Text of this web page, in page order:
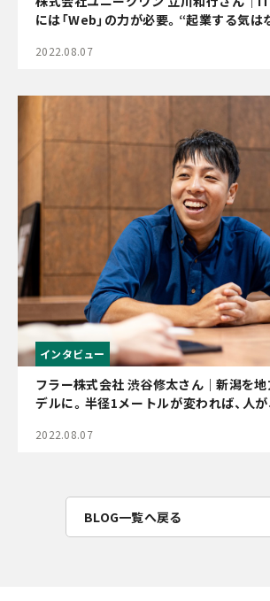
には「Web」の力が必要。“起業する気
2022.08.07
インタビュー
フラー株式会社 渋谷修太さん｜新潟を
デルに。半径1メートルが変われば、人が
2022.08.07
BLOG一覧へ戻る